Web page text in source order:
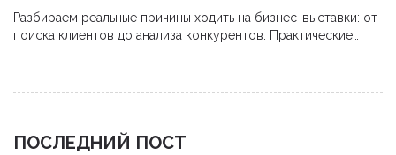
Разбираем реальные причины ходить на бизнес-выставки: от
поиска клиентов до анализа конкурентов. Практические
ПОСЛЕДНИЙ ПОСТ